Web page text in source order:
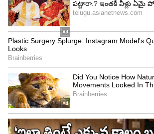
2. చెత్త షాట్ సెలెక్షన్.. అతి దూకుడు
పిచ్ బ్యాటింగ్‌కు పూర్తిగా
బ్యాటర్లు మాత్రం క్రీజులో నిలదొక్కుకునే
చేయలేదు. ఇంగ్లాండ్ బౌలర్లు వేసిన షార్ట్
అంచనా వేయడంలో పూర్తిగా
తర్వాత ఒకరు బాదాలనే కసితో వికెట్లను
సమర్పించుకున్నారు. మ్యాచ్ అనంతరం
అయ్యర్ మాట్లాడుతూ తాము అత్యంత